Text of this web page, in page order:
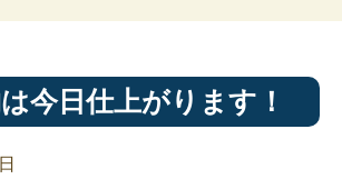
今日仕上がります！